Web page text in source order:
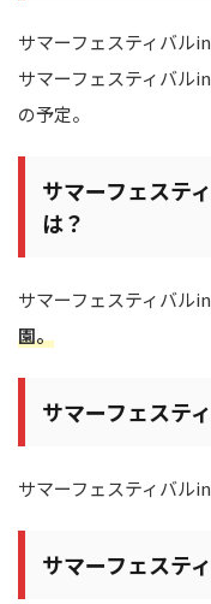
サマーフェスティバルin
サマーフェスティバル
の予定。
サマーフェステ
は？
サマーフェスティバル
園。
サマーフェステ
サマーフェスティバル
サマーフェステ